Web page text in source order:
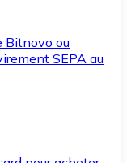
Bitnovo ou
SEPA au